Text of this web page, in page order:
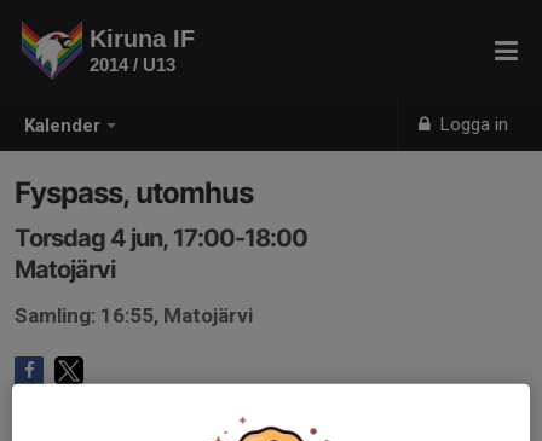
Kalender Logga in
Kiruna IF
2014 / U13
Fyspass, utomhus
Torsdag 4 jun, 17:00-18:00
Matojärvi
Samling: 16:55, Matojärvi